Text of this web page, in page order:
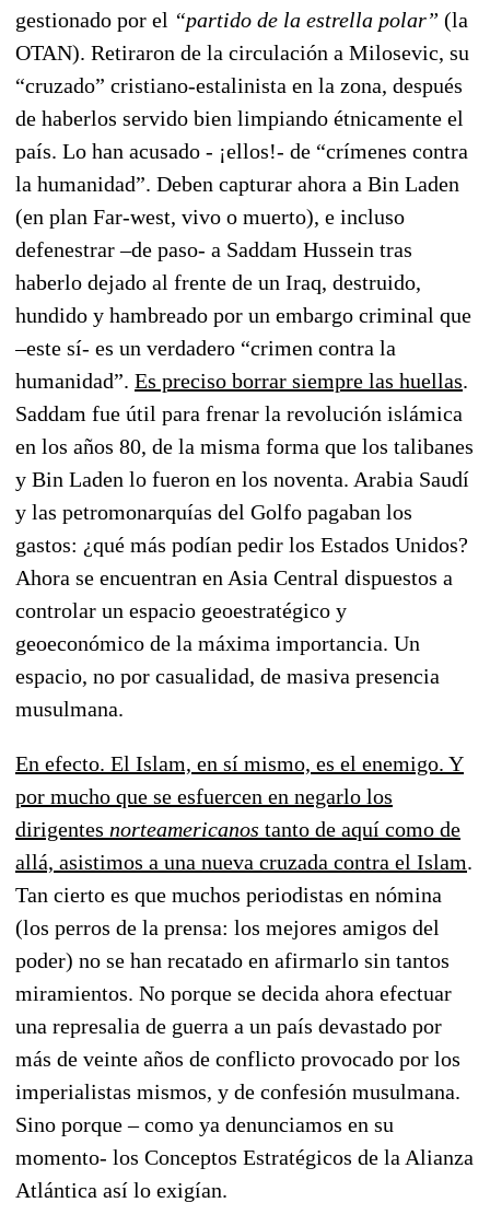
gestionado por el “partido de la estrella polar” (la
OTAN). Retiraron de la circulación a Milosevic, su
“cruzado” cristiano-estalinista en la zona, después
de haberlos servido bien limpiando étnicamente el
país. Lo han acusado - ¡ellos!- de “crímenes contra
la humanidad”. Deben capturar ahora a Bin Laden
(en plan Far-west, vivo o muerto), e incluso
defenestrar –de paso- a Saddam Hussein tras
haberlo dejado al frente de un Iraq, destruido,
hundido y hambreado por un embargo criminal que
–este sí- es un verdadero “crimen contra la
humanidad”. Es preciso borrar siempre las huellas.
Saddam fue útil para frenar la revolución islámica
en los años 80, de la misma forma que los talibanes
y Bin Laden lo fueron en los noventa. Arabia Saudí
y las petromonarquías del Golfo pagaban los
gastos: ¿qué más podían pedir los Estados Unidos?
Ahora se encuentran en Asia Central dispuestos a
controlar un espacio geoestratégico y
geoeconómico de la máxima importancia. Un
espacio, no por casualidad, de masiva presencia
musulmana.
En efecto. El Islam, en sí mismo, es el enemigo. Y
por mucho que se esfuercen en negarlo los
dirigentes norteamericanos tanto de aquí como de
allá, asistimos a una nueva cruzada contra el Islam.
Tan cierto es que muchos periodistas en nómina
(los perros de la prensa: los mejores amigos del
poder) no se han recatado en afirmarlo sin tantos
miramientos. No porque se decida ahora efectuar
una represalia de guerra a un país devastado por
más de veinte años de conflicto provocado por los
imperialistas mismos, y de confesión musulmana.
Sino porque – como ya denunciamos en su
momento- los Conceptos Estratégicos de la Alianza
Atlántica así lo exigían.